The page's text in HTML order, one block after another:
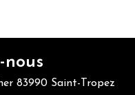
nous
83990Saint-Tropez